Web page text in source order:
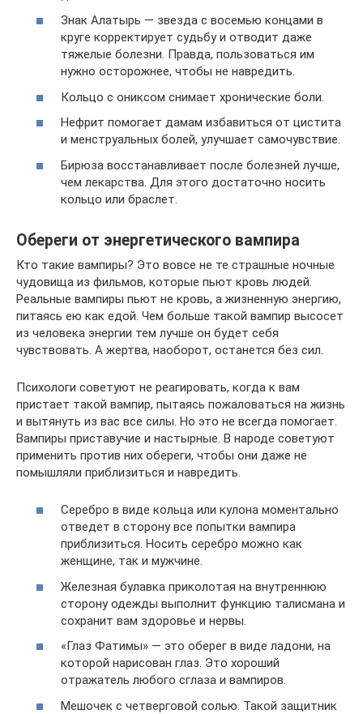
Знак Алатырь — звезда с восемью концами в
круге корректирует судьбу и отводит даже
тяжелые болезни. Правда, пользоваться им
нужно осторожнее, чтобы не навредить.
Кольцо с ониксом снимает хронические боли.
Нефрит помогает дамам избавиться от цистита
и менструальных болей, улучшает самочувствие.
Бирюза восстанавливает после болезней лучше,
чем лекарства. Для этого достаточно носить
кольцо или браслет.
Обереги от энергетического вампира
Кто такие вампиры? Это вовсе не те страшные ночные
чудовища из фильмов, которые пьют кровь людей.
Реальные вампиры пьют не кровь, а жизненную энергию,
питаясь ею как едой. Чем больше такой вампир высосет
из человека энергии тем лучше он будет себя
чувствовать. А жертва, наоборот, останется без сил.
Психологи советуют не реагировать, когда к вам
пристает такой вампир, пытаясь пожаловаться на жизнь
и вытянуть из вас все силы. Но это не всегда помогает.
Вампиры приставучие и настырные. В народе советуют
применить против них обереги, чтобы они даже не
помышляли приблизиться и навредить.
Серебро в виде кольца или кулона моментально
отведет в сторону все попытки вампира
приблизиться. Носить серебро можно как
женщине, так и мужчине.
Железная булавка приколотая на внутреннюю
сторону одежды выполнит функцию талисмана и
сохранит вам здоровье и нервы.
«Глаз Фатимы» — это оберег в виде ладони, на
которой нарисован глаз. Это хороший
отражатель любого сглаза и вампиров.
Мешочек с четверговой солью. Такой защитник